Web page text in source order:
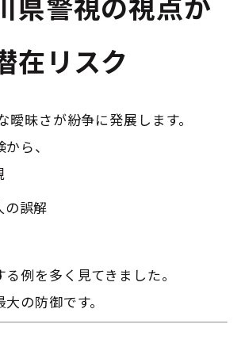
在リスク
昧さが紛争に発展します。
ら、
の誤解
例を多く見てきました。
の防御です。